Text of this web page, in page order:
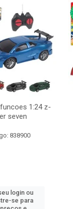
1:24 z-
seven
838900
login ou
se para